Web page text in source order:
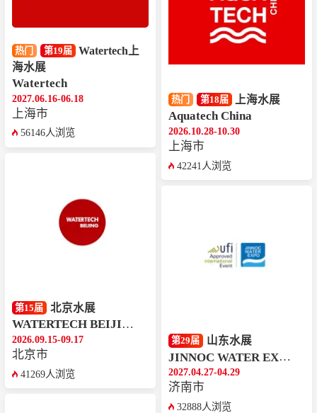
热门 第19届
Watertech上
海水展
Watertech
2027.06.16-06.18
上海市
56146人浏览
第15届 北京水展
WATERTECH BEIJING
2026.09.15-09.17
北京市
41269人浏览
热门 第18届 上海水展
Aquatech China
2026.10.28-10.30
上海市
42241人浏览
第29届 山东水展
JINNOC WATER EXPO
2027.04.27-04.29
济南市
32888人浏览